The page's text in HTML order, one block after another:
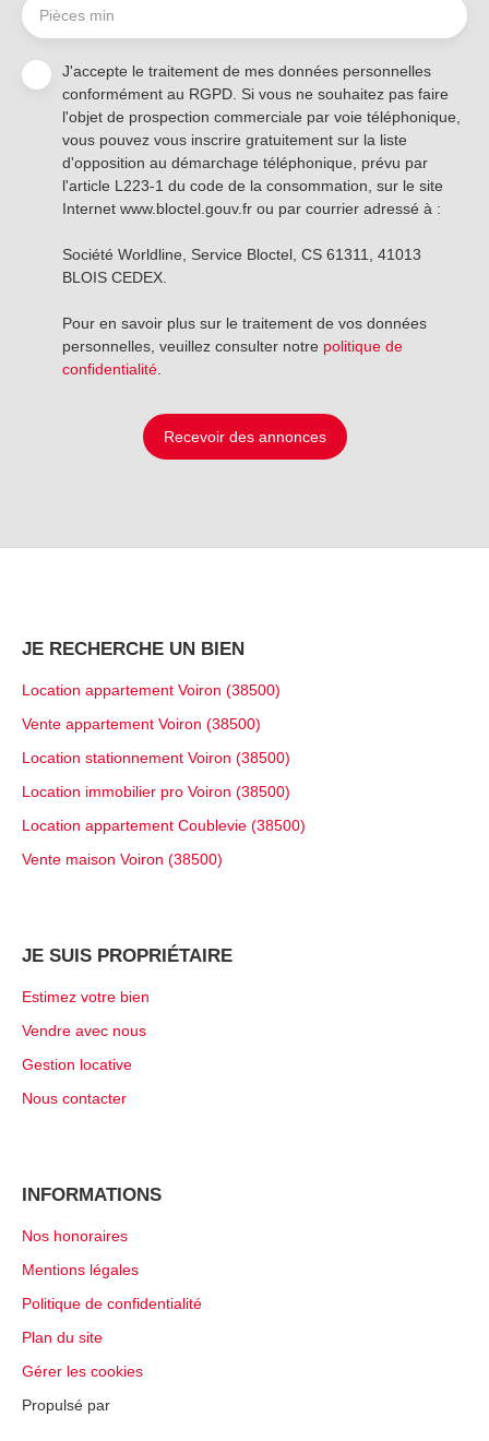
Pièces min
J'accepte le traitement de mes données personnelles
conformément au RGPD. Si vous ne souhaitez pas faire
l'objet de prospection commerciale par voie téléphonique,
vous pouvez vous inscrire gratuitement sur la liste
d'opposition au démarchage téléphonique, prévu par
l'article L223-1 du code de la consommation, sur le site
Internet www.bloctel.gouv.fr ou par courrier adressé à :
Société Worldline, Service Bloctel, CS 61311, 41013
BLOIS CEDEX.
Pour en savoir plus sur le traitement de vos données
personnelles, veuillez consulter notre politique de
confidentialité.
Recevoir des annonces
JE RECHERCHE UN BIEN
Location appartement Voiron (38500)
Vente appartement Voiron (38500)
Location stationnement Voiron (38500)
Location immobilier pro Voiron (38500)
Location appartement Coublevie (38500)
Vente maison Voiron (38500)
JE SUIS PROPRIÉTAIRE
Estimez votre bien
Vendre avec nous
Gestion locative
Nous contacter
INFORMATIONS
Nos honoraires
Mentions légales
Politique de confidentialité
Plan du site
Gérer les cookies
Propulsé par